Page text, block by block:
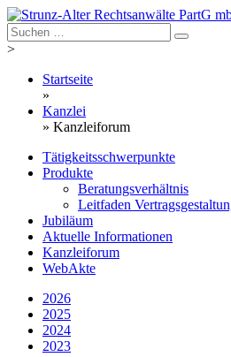
Skip
to
content
>
Startseite
»
Kanzlei
» Kanzleiforum
Tätigkeitsschwerpunkte
Produkte
Beratungsverhältnis
Leitfaden
Jubiläum
Aktuelle Informationen
Kanzleiforum
WebAkte
2026
2025
2024
2023